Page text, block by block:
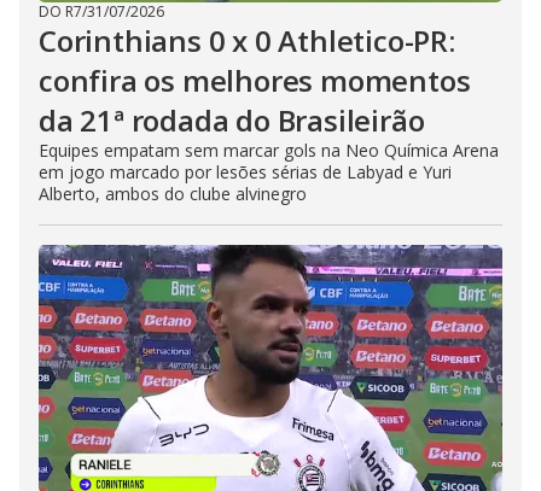
DO R7/31/07/2026
Corinthians 0 x 0 Athletico-PR:
confira os melhores momentos
da 21ª rodada do Brasileirão
Equipes empatam sem marcar gols na Neo Química Arena
em jogo marcado por lesões sérias de Labyad e Yuri
Alberto, ambos do clube alvinegro